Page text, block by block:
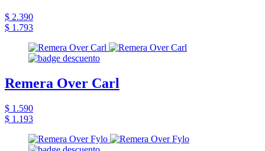
$ 2.390
$ 1.793
Remera Over Carl
$ 1.590
$ 1.193